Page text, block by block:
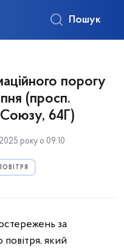
Пошук
порогу
(просп.
64Г)
року о 09:10
за
який